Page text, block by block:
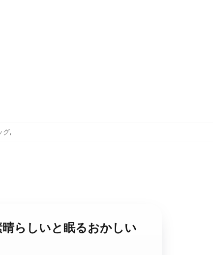
グ,
らしいと眠るおかしい